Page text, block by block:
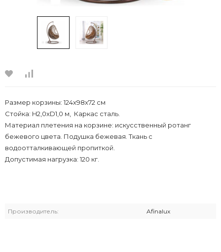
Размер корзины: 124х98х72 см
Стойка: H2,0xD1,0 м, Каркас сталь.
Материал плетения на корзине: искусственный ротанг
бежевого цвета. Подушка бежевая. Ткань с
водоотталкивающей пропиткой.
Допустимая нагрузка: 120 кг.
Производитель: Afinalux